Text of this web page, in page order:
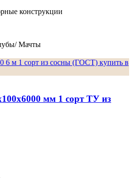
конструкции
Мачты
мм 1 сорт ТУ из